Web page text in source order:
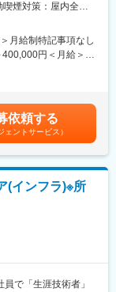
解決できるプロダ
対話し、企業の根幹
ション、市場にお
的インパクトを生
に抜擢される機会
ルカメラ、洗濯機、
ートPC、プリンタ
発フェーズ」のみの
信機器、航空宇宙機
。当ポジション終
（液晶テレビ、デ
OA機器（携帯電
空機、各種製造装置
路設計、システム
煙対策：屋内全面
月給制特記事項なし
円＜月給＞
給です。■昇給年1
(経験5年)、年収595
金額であり、選考
額)は固定手当を含め
依頼する
ェントサービス）
(インフラ)※所
で「生涯技術者」